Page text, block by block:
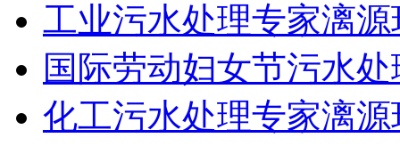
工业污水处理专家漓
国际劳动妇女节污水
化工污水处理专家漓